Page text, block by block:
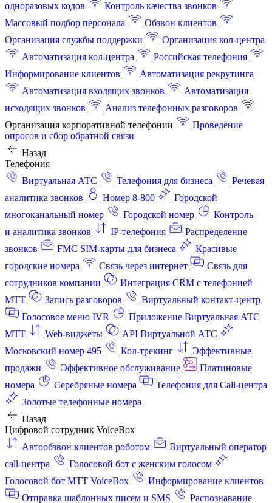
одноразовых кодов
Контроль качества звонков
Массовый подбор персонала
Обзвон клиентов
Организация службы поддержки
Организация кол-центра
Автоматизация кол-центра
Российская телефония
Информирование клиентов
Автоматизация рекрутинга
Автоматизация входящих звонков
Автоматизация
исходящих звонков
Анализ телефонных разговоров
Организация корпоративной телефонии
Проведение
опросов и сбор обратной связи
Назад
Телефония
Виртуальная АТС
Телефония для бизнеса
Речевая
аналитика звонков
Номер 8-800
Городской
многоканальный номер
Городской номер
Контроль
и аналитика звонков
IP-телефония
Распределение
звонков
FMC SIM-карты для бизнеса
Красивые
городские номера
Связь через интернет
Связь для
сотрудников компании
Интеграция CRM с телефонией
МТТ
Запись разговоров
Виртуальный контакт‑центр
Голосовое меню IVR
Приложение Виртуальная АТС
МТТ
Web-виджеты
API Виртуальной АТС
Московский номер 495
Кол-трекинг
Эффективные
продажи
Эффективное обслуживание
Платиновые
номера
Серебряные номера
Телефония для Call-центра
Золотые телефонные номера
Назад
Цифровой сотрудник VoiceBox
Автообзвон клиентов роботом
Виртуальный оператор
call-центра
Голосовой бот с женским голосом
Голосовой бот МТТ VoiceBox
Информирование клиентов
Отправка шаблонных писем и SMS
Распознавание